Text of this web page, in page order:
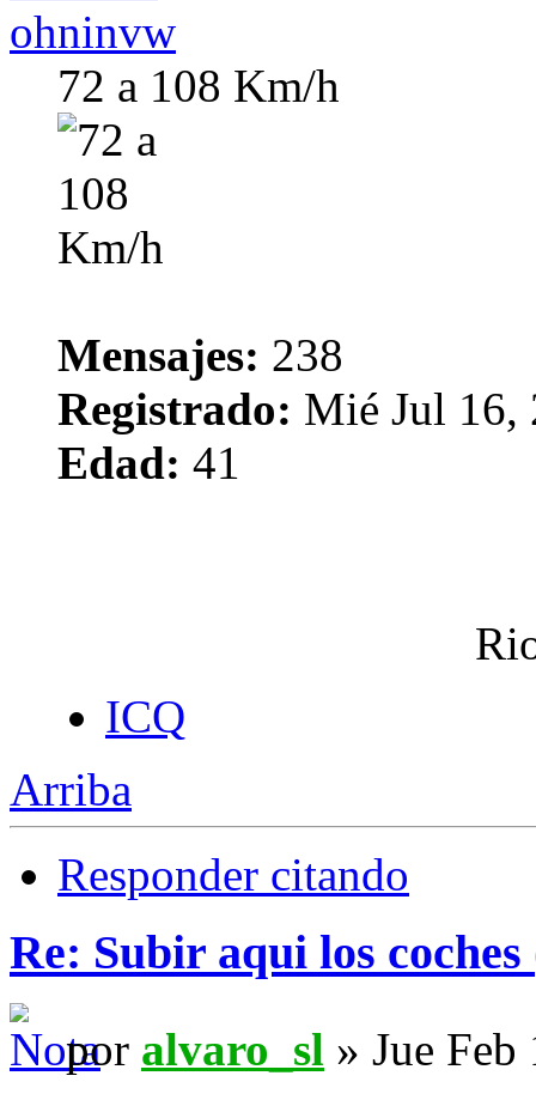
ohninvw
72 a 108 Km/h
Mensajes: 238
Registrado: Mié Jul 16,
Edad: 41
ICQ
Arriba
Responder citando
Re: Subir aqui los
por alvaro_sl » Jue